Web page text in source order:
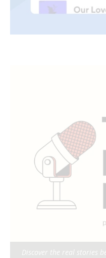
Discover the real stories